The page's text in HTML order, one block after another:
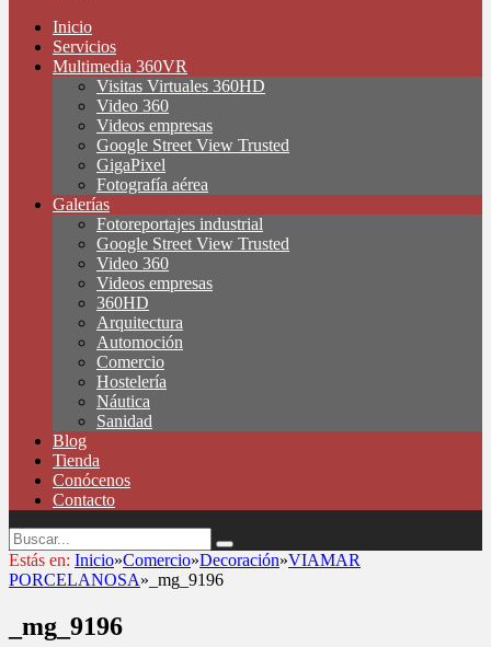
Inicio
Servicios
Multimedia 360VR
Visitas Virtuales 360HD
Video 360
Videos empresas
Google Street View Trusted
GigaPixel
Fotografía aérea
Galerías
Fotoreportajes industrial
Google Street View Trusted
Video 360
Videos empresas
360HD
Arquitectura
Automoción
Comercio
Hostelería
Náutica
Sanidad
Blog
Tienda
Conócenos
Contacto
Estás en: Inicio»Comercio»Decoración»VIAMAR
PORCELANOSA» _mg_9196
_mg_9196